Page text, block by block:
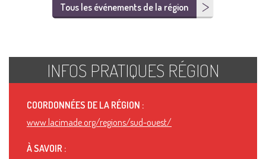
Tous les événements de la région
INFOS PRATIQUES RÉGION
COORDONNÉES DE LA RÉGION :
www.lacimade.org/regions/sud-ouest/
À SAVOIR :